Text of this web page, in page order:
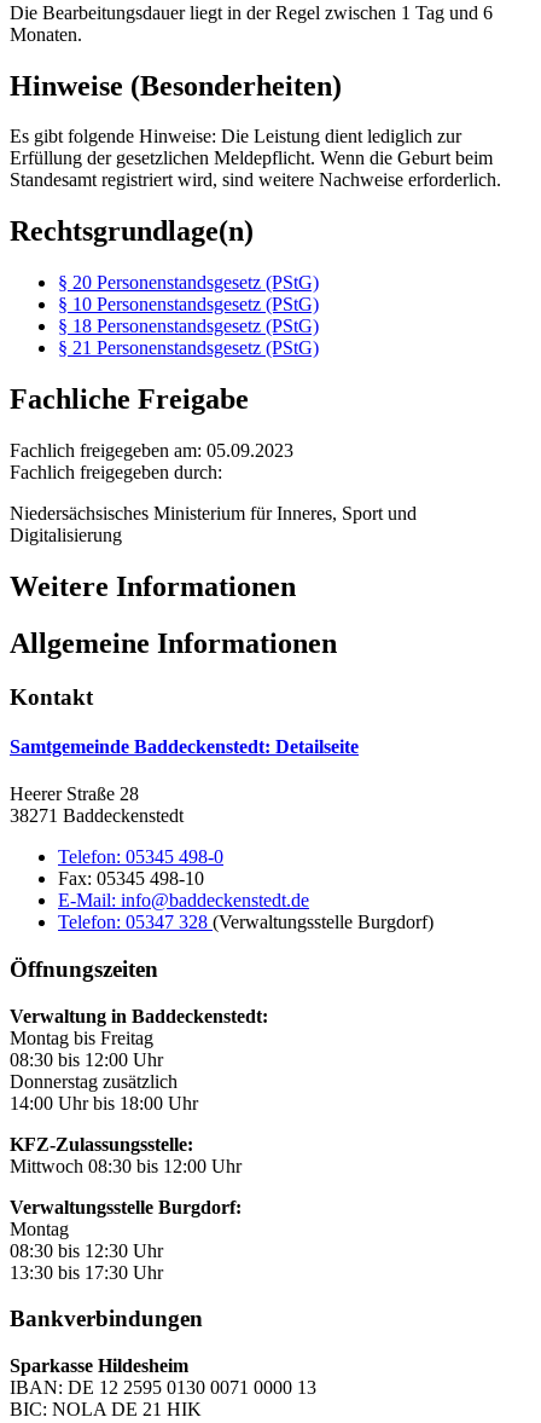
Die Bearbeitungsdauer liegt in der Regel zwischen 1 Tag und 6
Monaten.
Hinweise (Besonderheiten)
Es gibt folgende Hinweise: Die Leistung dient lediglich zur
Erfüllung der gesetzlichen Meldepflicht. Wenn die Geburt beim
Standesamt registriert wird, sind weitere Nachweise erforderlich.
Rechtsgrundlage(n)
§ 20 Personenstandsgesetz (PStG)
§ 10 Personenstandsgesetz (PStG)
§ 18 Personenstandsgesetz (PStG)
§ 21 Personenstandsgesetz (PStG)
Fachliche Freigabe
Fachlich freigegeben am: 05.09.2023
Fachlich freigegeben durch:
Niedersächsisches Ministerium für Inneres, Sport und
Digitalisierung
Weitere Informationen
Allgemeine Informationen
Kontakt
Samtgemeinde Baddeckenstedt: Detailseite
Heerer Straße 28
38271 Baddeckenstedt
Telefon: 05345 498-0
Fax: 05345 498-10
E-Mail: info@baddeckenstedt.de
Telefon: 05347 328 (Verwaltungsstelle Burgdorf)
Öffnungszeiten
Verwaltung in Baddeckenstedt:
Montag bis Freitag
08:30 bis 12:00 Uhr
Donnerstag zusätzlich
14:00 Uhr bis 18:00 Uhr
KFZ-Zulassungsstelle:
Mittwoch 08:30 bis 12:00 Uhr
Verwaltungsstelle Burgdorf:
Montag
08:30 bis 12:30 Uhr
13:30 bis 17:30 Uhr
Bankverbindungen
Sparkasse Hildesheim
IBAN: DE 12 2595 0130 0071 0000 13
BIC: NOLA DE 21 HIK